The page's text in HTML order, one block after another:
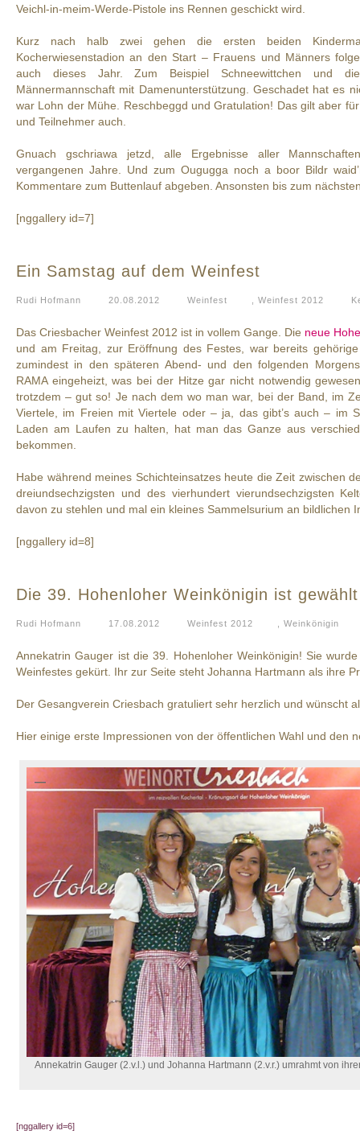
Veichl-in-meim-Werde-Pistole ins Rennen geschickt wird.
Kurz nach halb zwei gehen die ersten beiden
Kocherwiesenstadion an den Start – Frauens und Männers
auch dieses Jahr. Zum Beispiel Schneewittchen und
Männermannschaft mit Damenunterstützung. Geschadet hat es
war Lohn der Mühe. Reschbeggd und Gratulation! Das gilt aber
und Teilnehmer auch.
Gnuach gschriawa jetzd, alle Ergebnisse aller
vergangenen Jahre. Und zum Ougugga noch a boor Bildr
Kommentare zum Buttenlauf abgeben. Ansonsten bis zum
[nggallery id=7]
Ein Samstag auf dem Weinfest
Rudi Hofmann 20.08.2012 Weinfest Weinfest 2012
Das Criesbacher Weinfest 2012 ist in vollem Gange. Die neue
und am Freitag, zur Eröffnung des Festes, war bereits
zumindest in den späteren Abend- und den folgenden
RAMA eingeheizt, was bei der Hitze gar nicht notwendig
trotzdem – gut so! Je nach dem wo man war, bei der Band, im
Viertele, im Freien mit Viertele oder – ja, das gibt’s auch – im
Laden am Laufen zu halten, hat man das Ganze aus
bekommen.
Habe während meines Schichteinsatzes heute die Zeit zwischen
dreiundsechzigsten und des vierhundert vierundsechzigsten
davon zu stehlen und mal ein kleines Sammelsurium an bildlichen
[nggallery id=8]
Die 39. Hohenloher Weinkönigin ist gewählt
Rudi Hofmann 17.08.2012 Weinfest 2012 Weinkönigin
Annekatrin Gauger ist die 39. Hohenloher Weinkönigin! Sie
Weinfestes gekürt. Ihr zur Seite steht Johanna Hartmann als ihre
Der Gesangverein Criesbach gratuliert sehr herzlich und wünscht
Hier einige erste Impressionen von der öffentlichen Wahl und den
Annekatrin Gauger (2.v.l.) und Johanna Hartmann (2.v.r.) umrahmt von
[nggallery id=6]